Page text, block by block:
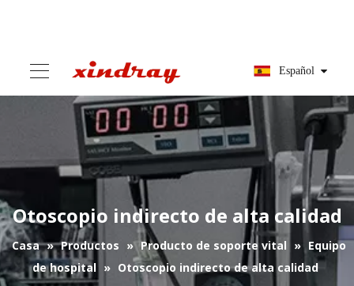
Español
Otoscopio indirecto de alta calidad
Casa » Productos » Producto de soporte vital » Equipo
de hospital » Otoscopio indirecto de alta calidad